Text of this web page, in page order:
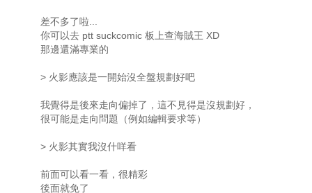
差不多了啦...
你可以去 ptt suckcomic 板上查海賊王 XD
那邊還滿專業的
> 火影應該是一開始沒全盤規劃好吧
我覺得是後來走向偏掉了，這不見得是沒規劃好，
很可能是走向問題（例如編輯要求等）
> 火影其實我沒什咩看
前面可以看一看，很精彩
後面就免了